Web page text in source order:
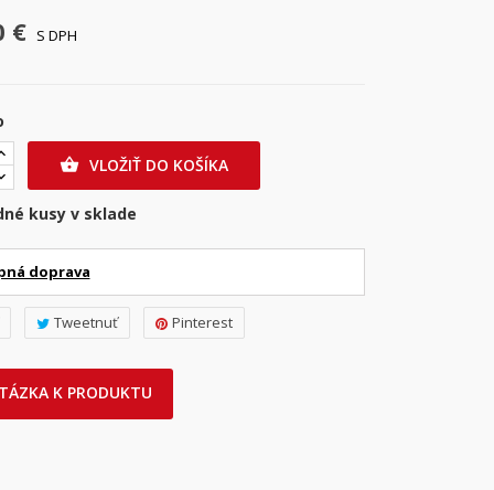
€ S DPH
 VLOŽIŤ DO KOŠÍKA
kusy v sklade
doprava
Tweetnuť Pinterest
K PRODUKTU